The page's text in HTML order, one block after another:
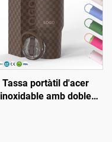
Tassa portàtil d'acer
inoxidable amb doble